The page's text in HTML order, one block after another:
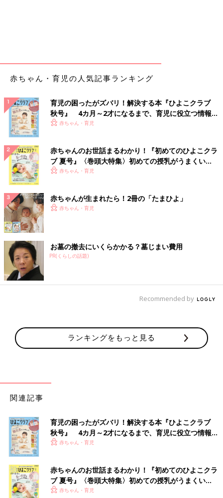
田中：この鹿児島の永吉あさひこども園では、子どもたちが、雨
の日に外で遊べないことを残念がっていたことから、昨年初めて
雨の外遊びにチャレンジしたそうです。
子どもたちは、朝からワクワクしていたと書かれていますね。
豆先生：色とりどりのカッパや長靴を身につけるだけで、「いつ
もと違う」世界が広がり、その時点で子どもにとってはもう日常
とは違う。アドベンチャーの始まりです。
田中： 「先生見て！お水、雨からもらったんだよ」という言葉
も、とても印象的です。
体験を自分の言葉にしていますよね。ただの水ではな
それを見たお友だちも真似をする。そのほかにも水たまりの色が
濁っていることに気づき、色の変化を感じている子もいますね。
んか？
赤ちゃん・育児の人気記事ランキング
育児の困ったがズバリ！解決する本『ひよこクラブ
秋号』 4カ月～2才になるまで、育児に役立つ情報が
いっぱい！
赤ちゃん・育児
赤ちゃんのお世話まるわかり！『初めてのひよこクラ
ブ 夏号』〈巻頭大特集〉初めての授乳がうまくい
く！ おっぱい・ミルクの基本と夏のトラブル 解決テ
赤ちゃん・育児
赤ちゃんが生まれたら！2冊の「たまひよ」
赤ちゃん・育児
お墓の撤去にいくらかかる？墓じまい費用
PR(くらしの話題)
Recommended by
ランキングをもっと見る
関連記事
育児の困ったがズバリ！解決する本『ひよこクラブ
秋号』 4カ月～2才になるまで、育児に役立つ情報が
いっぱい！
赤ちゃん・育児
赤ちゃんのお世話まるわかり！『初めてのひよこクラ
ブ 夏号』〈巻頭大特集〉初めての授乳がうまくい
く！ おっぱい・ミルクの基本と夏のトラブル 解決テ
赤ちゃん・育児